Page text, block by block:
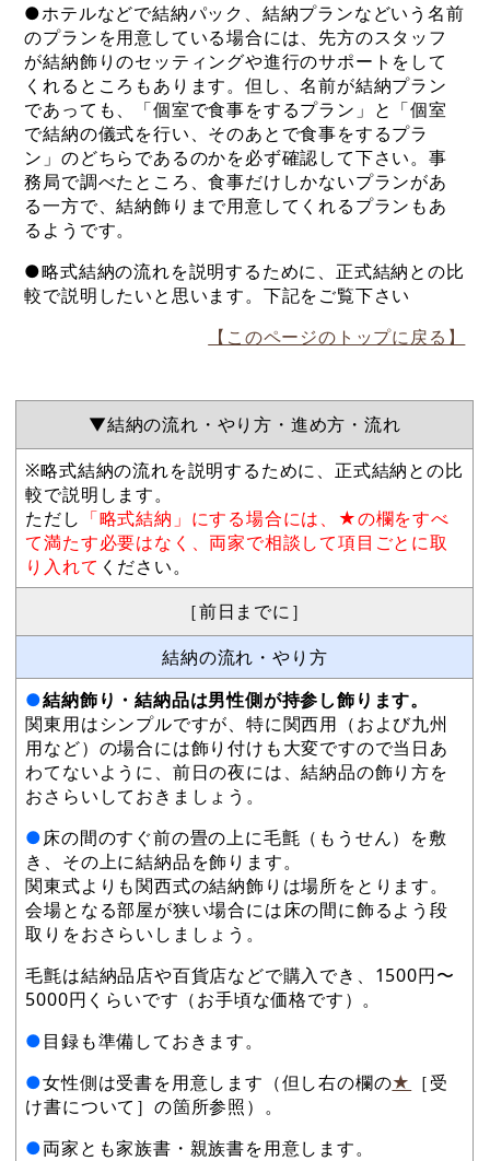
●ホテルなどで結納パック、結納プランなどいう名前
のプランを用意している場合には、先方のスタッフ
が結納飾りのセッティングや進行のサポートをして
くれるところもあります。但し、名前が結納プラン
であっても、「個室で食事をするプラン」と「個室
で結納の儀式を行い、そのあとで食事をするプラ
ン」のどちらであるのかを必ず確認して下さい。事
務局で調べたところ、食事だけしかないプランがあ
る一方で、結納飾りまで用意してくれるプランもあ
るようです。
●略式結納の流れを説明するために、正式結納との比
較で説明したいと思います。下記をご覧下さい
【このページのトップに戻る】
▼結納の流れ・やり方・進め方・流れ
※略式結納の流れを説明するために、正式結納との比
較で説明します。
ただし 「略式結納」にする場合には、★の欄をすべ
て満たす必要はなく、両家で相談して項目ごとに取
り入れて ください。
［前日までに］
結納の流れ・やり方
●結納飾り・結納品は男性側が持参し飾ります。
関東用はシンプルですが、特に関西用（および九州
用など）の場合には飾り付けも大変ですので当日あ
わてないように、前日の夜には、結納品の飾り方を
おさらいしておきましょう。
●床の間のすぐ前の畳の上に毛氈（もうせん）を敷
き、その上に結納品を飾ります。
関東式よりも関西式の結納飾りは場所をとります。
会場となる部屋が狭い場合には床の間に飾るよう段
取りをおさらいしましょう。
毛氈は結納品店や百貨店などで購入でき、1500円〜
5000円くらいです（お手頃な価格です）。
●目録も準備しておきます。
●女性側は受書を用意します（但し右の欄の★ ［受
け書について］の箇所参照）。
●両家とも家族書・親族書を用意します。